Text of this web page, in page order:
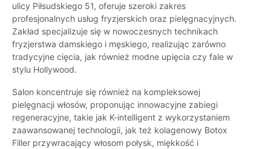
ulicy Piłsudskiego 51, oferuje szeroki zakres
profesjonalnych usług fryzjerskich oraz pielęgnacyjnych.
Zakład specjalizuje się w nowoczesnych technikach
fryzjerstwa damskiego i męskiego, realizując zarówno
tradycyjne cięcia, jak również modne upięcia czy fale w
stylu Hollywood.
Salon koncentruje się również na kompleksowej
pielęgnacji włosów, proponując innowacyjne zabiegi
regeneracyjne, takie jak K-intelligent z wykorzystaniem
zaawansowanej technologii, jak też kolagenowy Botox
Filler przywracający włosom połysk, miękkość i